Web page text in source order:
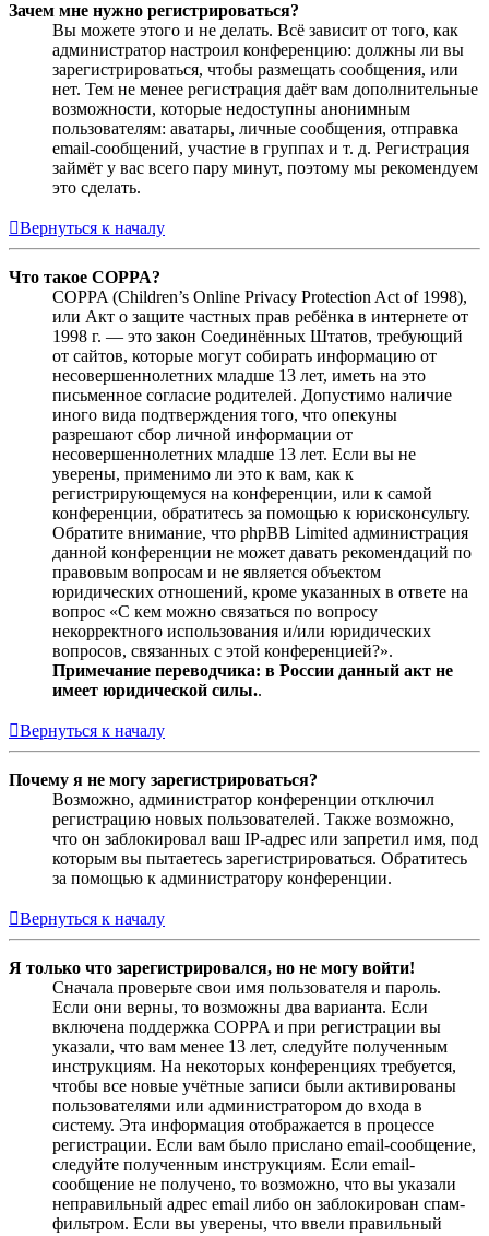
Зачем мне нужно регистрироваться?
Вы можете этого и не делать. Всё зависит от того, как
администратор настроил конференцию: должны ли вы
зарегистрироваться, чтобы размещать сообщения, или
нет. Тем не менее регистрация даёт вам дополнительные
возможности, которые недоступны анонимным
пользователям: аватары, личные сообщения, отправка
email-сообщений, участие в группах и т. д. Регистрация
займёт у вас всего пару минут, поэтому мы рекомендуем
это сделать.
Вернуться к началу
Что такое COPPA?
COPPA (Children’s Online Privacy Protection Act of 1998),
или Акт о защите частных прав ребёнка в интернете от
1998 г. — это закон Соединённых Штатов, требующий
от сайтов, которые могут собирать информацию от
несовершеннолетних младше 13 лет, иметь на это
письменное согласие родителей. Допустимо наличие
иного вида подтверждения того, что опекуны
разрешают сбор личной информации от
несовершеннолетних младше 13 лет. Если вы не
уверены, применимо ли это к вам, как к
регистрирующемуся на конференции, или к самой
конференции, обратитесь за помощью к юрисконсульту.
Обратите внимание, что phpBB Limited администрация
данной конференции не может давать рекомендаций по
правовым вопросам и не является объектом
юридических отношений, кроме указанных в ответе на
вопрос «С кем можно связаться по вопросу
некорректного использования и/или юридических
вопросов, связанных с этой конференцией?».
Примечание переводчика: в России данный акт не
имеет юридической силы..
Вернуться к началу
Почему я не могу зарегистрироваться?
Возможно, администратор конференции отключил
регистрацию новых пользователей. Также возможно,
что он заблокировал ваш IP-адрес или запретил имя, под
которым вы пытаетесь зарегистрироваться. Обратитесь
за помощью к администратору конференции.
Вернуться к началу
Я только что зарегистрировался, но не могу войти!
Сначала проверьте свои имя пользователя и пароль.
Если они верны, то возможны два варианта. Если
включена поддержка COPPA и при регистрации вы
указали, что вам менее 13 лет, следуйте полученным
инструкциям. На некоторых конференциях требуется,
чтобы все новые учётные записи были активированы
пользователями или администратором до входа в
систему. Эта информация отображается в процессе
регистрации. Если вам было прислано email-сообщение,
следуйте полученным инструкциям. Если email-
сообщение не получено, то возможно, что вы указали
неправильный адрес email либо он заблокирован спам-
фильтром. Если вы уверены, что ввели правильный